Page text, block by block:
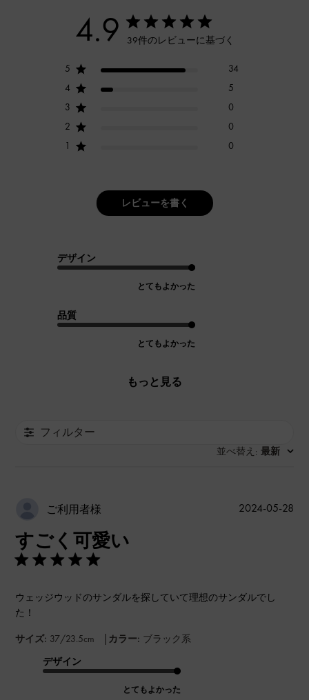
4.9 39件のレビューに基づく
5
34
4
5
3
0
2
0
1
0
レビューを書く
デザイン
とてもよかった
品質
とてもよかった
もっと見る
フィルター
並べ替え : 最新
ご利用者様
すごく可愛い
ウェッジウッドのサンダルを探していて理想のサンダルでし
た！
サイズ: 37/23.5cm | カラー: ブラック系
デザイン
とてもよかった
公
2024-05-28